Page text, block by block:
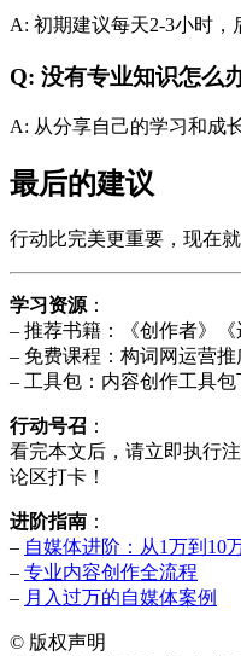
A: 初期建议每天2-3小时，
Q: 没有专业知识怎么
A: 从分享自己的学习和成
最后的建议
行动比完美更重要，现在
学习资源 ：
– 推荐书籍：《创作者》《
– 免费课程：构词网运营推
– 工具包：内容创作工具包
行动号召 ：
看完本文后，请立即执行
论区打卡！
进阶指南 ：
– 自媒体进阶：从1万到10
– 专业内容创作全流程
– 月入过万的自媒体案例
© 版权声明